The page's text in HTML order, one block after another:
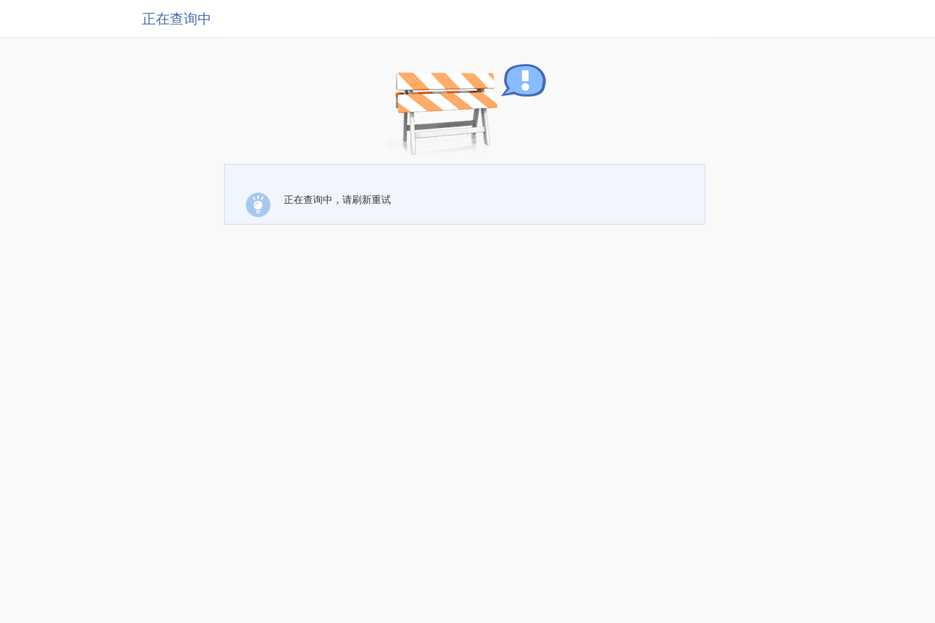
正在查询中
正在查询中，请刷新重试